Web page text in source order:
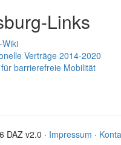
Links
Verträge 2014-2020
barrierefreie Mobilität
DAZ v2.0 · Impressum ·